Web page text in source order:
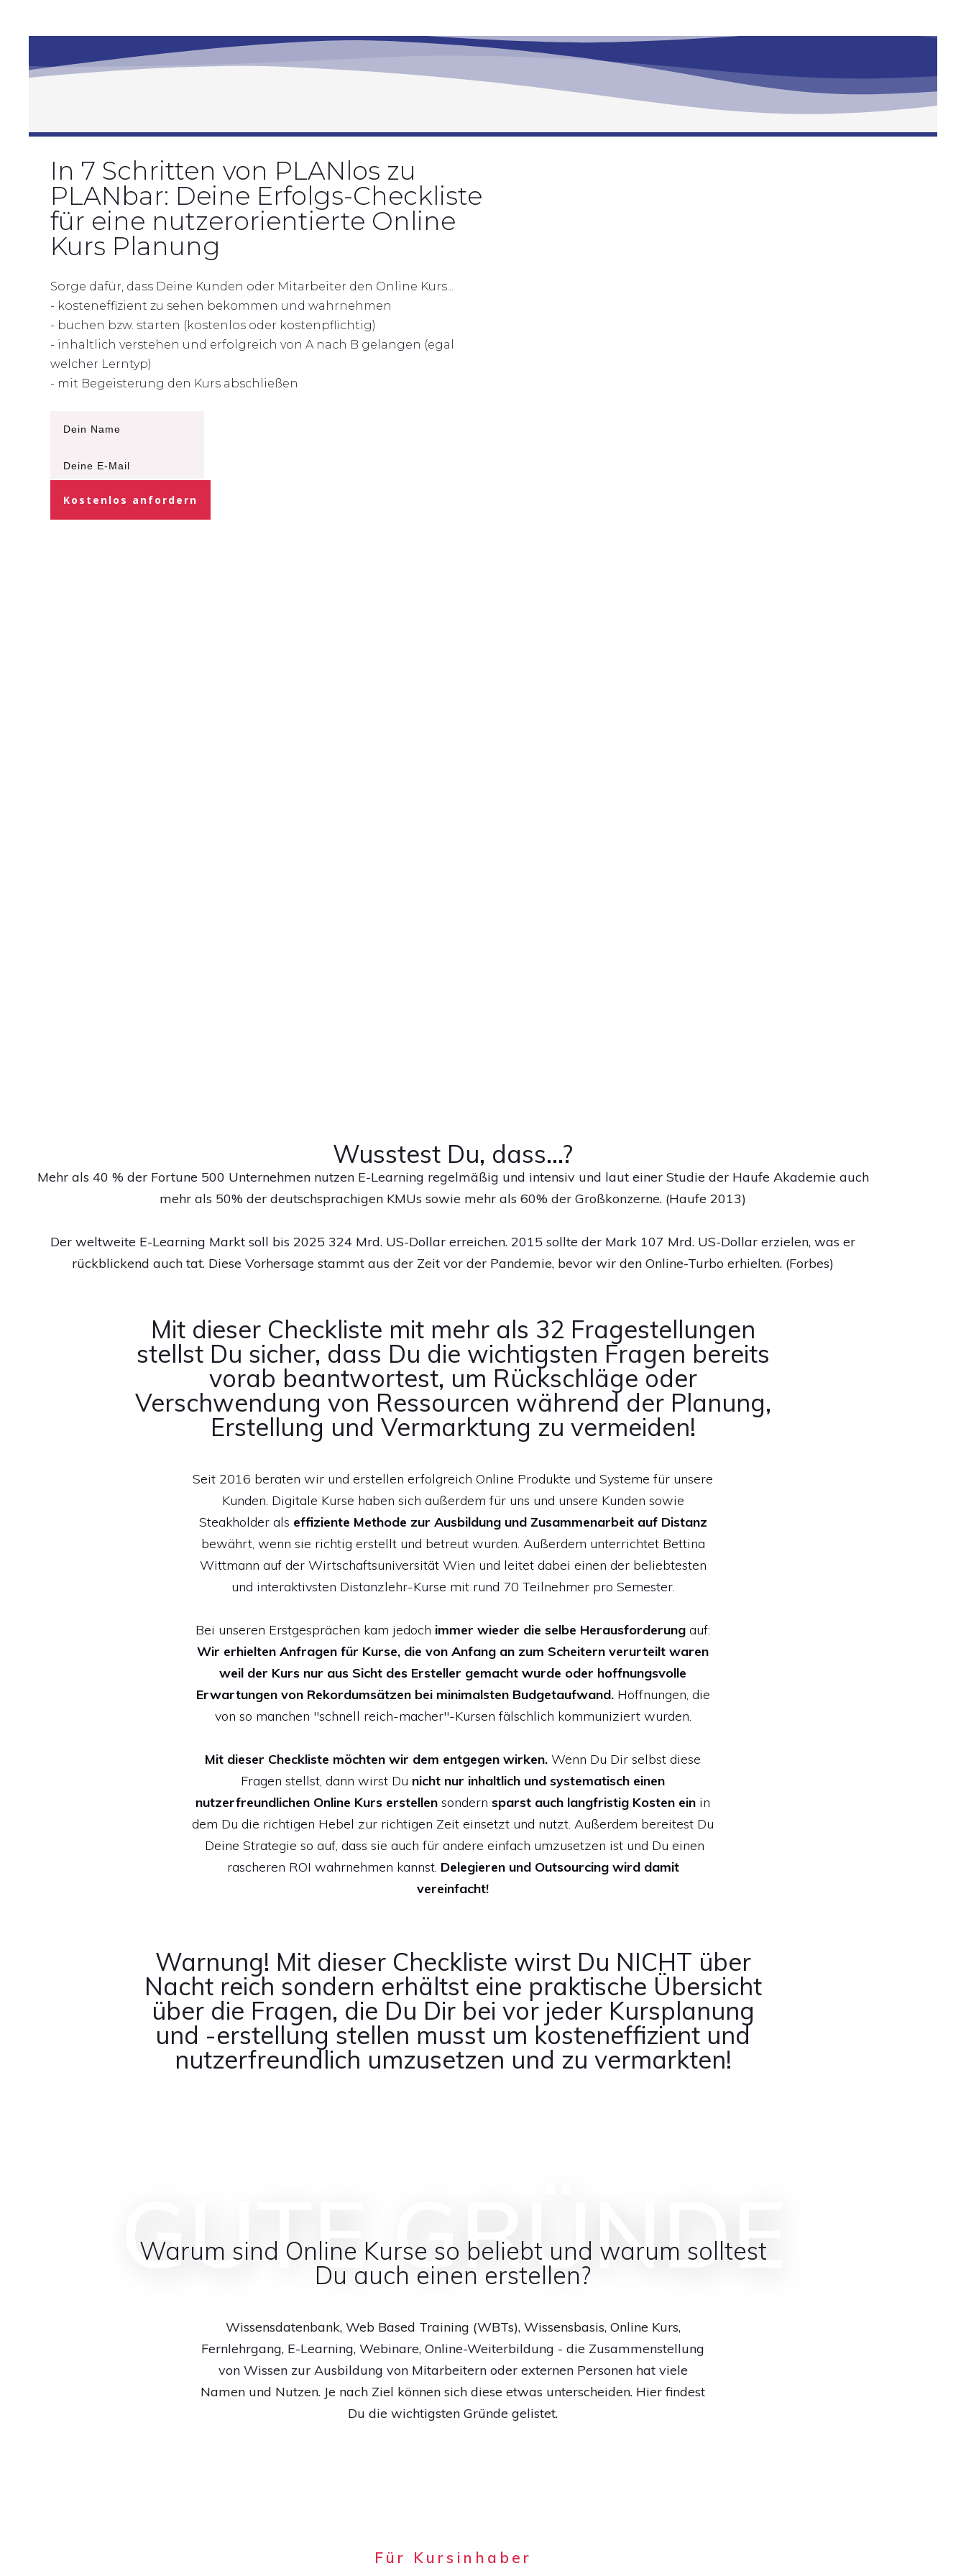
In 7 Schritten von PLANlos zu
PLANbar: Deine Erfolgs-Checkliste
für eine nutzerorientierte Online
Kurs Planung
Sorge dafür, dass Deine Kunden oder Mitarbeiter den Online Kurs...
- kosteneffizient zu sehen bekommen und wahrnehmen
- buchen bzw. starten (kostenlos oder kostenpflichtig)
- inhaltlich verstehen und erfolgreich von A nach B gelangen (egal
welcher Lerntyp)
- mit Begeisterung den Kurs abschließen
Kostenlos anfordern
Wusstest Du, dass...?
Mehr als 40 % der Fortune 500 Unternehmen nutzen E-Learning regelmäßig und intensiv und laut einer Studie der Haufe Akademie auch
mehr als 50% der deutschsprachigen KMUs sowie mehr als 60% der Großkonzerne. (Haufe 2013)
Der weltweite E-Learning Markt soll bis 2025 324 Mrd. US-Dollar erreichen. 2015 sollte der Mark 107 Mrd. US-Dollar erzielen, was er
rückblickend auch tat. Diese Vorhersage stammt aus der Zeit vor der Pandemie, bevor wir den Online-Turbo erhielten. (Forbes)
Mit dieser Checkliste mit mehr als 32 Fragestellungen
stellst Du sicher, dass Du die wichtigsten Fragen bereits
vorab beantwortest, um Rückschläge oder
Verschwendung von Ressourcen während der Planung,
Erstellung und Vermarktung zu vermeiden!
Seit 2016 beraten wir und erstellen erfolgreich Online Produkte und Systeme für unsere
Kunden. Digitale Kurse haben sich außerdem für uns und unsere Kunden sowie
Steakholder als effiziente Methode zur Ausbildung und Zusammenarbeit auf Distanz
bewährt, wenn sie richtig erstellt und betreut wurden. Außerdem unterrichtet Bettina
Wittmann auf der Wirtschaftsuniversität Wien und leitet dabei einen der beliebtesten
und interaktivsten Distanzlehr-Kurse mit rund 70 Teilnehmer pro Semester.
Bei unseren Erstgesprächen kam jedoch immer wieder die selbe Herausforderung auf:
Wir erhielten Anfragen für Kurse, die von Anfang an zum Scheitern verurteilt waren
weil der Kurs nur aus Sicht des Ersteller gemacht wurde oder hoffnungsvolle
Erwartungen von Rekordumsätzen bei minimalsten Budgetaufwand. Hoffnungen, die
von so manchen "schnell reich-macher"-Kursen fälschlich kommuniziert wurden.
Mit dieser Checkliste möchten wir dem entgegen wirken. Wenn Du Dir selbst diese
Fragen stellst, dann wirst Du nicht nur inhaltlich und systematisch einen
nutzerfreundlichen Online Kurs erstellen sondern sparst auch langfristig Kosten ein in
dem Du die richtigen Hebel zur richtigen Zeit einsetzt und nutzt. Außerdem bereitest Du
Deine Strategie so auf, dass sie auch für andere einfach umzusetzen ist und Du einen
rascheren ROI wahrnehmen kannst. Delegieren und Outsourcing wird damit
vereinfacht!
Warnung! Mit dieser Checkliste wirst Du NICHT über
Nacht reich sondern erhältst eine praktische Übersicht
über die Fragen, die Du Dir bei vor jeder Kursplanung
und -erstellung stellen musst um kosteneffizient und
nutzerfreundlich umzusetzen und zu vermarkten!
GUTE GRÜNDE
Warum sind Online Kurse so beliebt und warum solltest
Du auch einen erstellen?
Wissensdatenbank, Web Based Training (WBTs), Wissensbasis, Online Kurs,
Fernlehrgang, E-Learning, Webinare, Online-Weiterbildung - die Zusammenstellung
von Wissen zur Ausbildung von Mitarbeitern oder externen Personen hat viele
Namen und Nutzen. Je nach Ziel können sich diese etwas unterscheiden. Hier findest
Du die wichtigsten Gründe gelistet.
Für Kursinhaber